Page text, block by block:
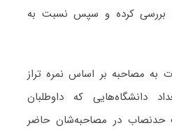
بررسی کرده و سپس نسبت به
به مصاحبه بر اساس نمره تراز
دانشگاه‌هایی که داوطلبان
در مصاحبه‌شان حاضر